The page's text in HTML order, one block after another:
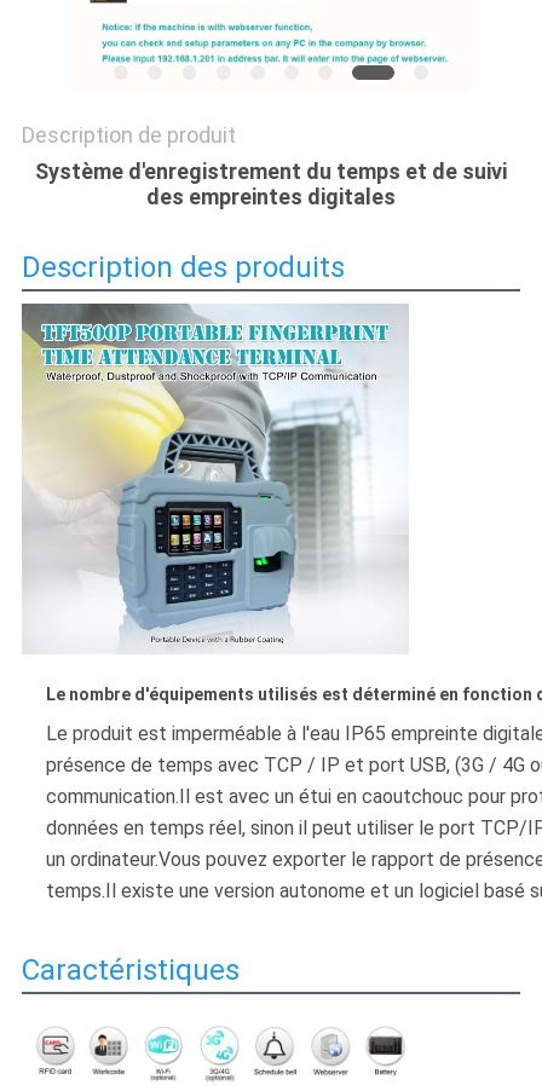
POLITIQUE
MATIÈRE
DE
PROTECTION
LA
VIE
PRIVÉE
Description de produit
Système d'enregistrement du temps et de suivi
des empreintes digitales
Description des produits
Le nombre d'équipements utilisés est déterminé en fonction
Le produit est imperméable à l'eau IP65 empreinte
présence de temps avec TCP / IP et port USB, (3G / 4G
communication.Il est avec un étui en caoutchouc pour
données en temps réel, sinon il peut utiliser le port TCP/
un ordinateur.Vous pouvez exporter le rapport de
temps.Il existe une version autonome et un logiciel basé
Caractéristiques